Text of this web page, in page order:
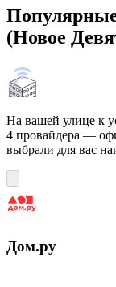
(Новое
На вашей улице к
4 провайдера —
выбрали для вас
Дом.ру